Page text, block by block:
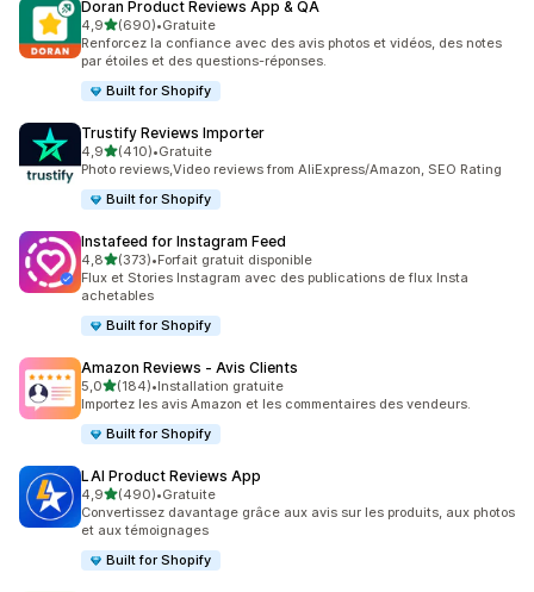
Doran Product Reviews App & QA
4,9étoile(s) sur 5
(690)
690 avis au total
•Gratuite
Renforcez la confiance avec des avis photos et vidéos, des notes
par étoiles et des questions-réponses.
Built for Shopify
Trustify Reviews Importer
4,9étoile(s) sur 5
(410)
410 avis au total
•Gratuite
Photo reviews,Video reviews from AliExpress/Amazon, SEO Rating
Built for Shopify
Instafeed for Instagram Feed
4,8étoile(s) sur 5
(373)
373 avis au total
•Forfait gratuit disponible
Flux et Stories Instagram avec des publications de flux Insta
achetables
Built for Shopify
Amazon Reviews ‑ Avis Clients
5,0étoile(s) sur 5
(184)
184 avis au total
•Installation gratuite
Importez les avis Amazon et les commentaires des vendeurs.
Built for Shopify
LAI Product Reviews App
4,9étoile(s) sur 5
(490)
490 avis au total
•Gratuite
Convertissez davantage grâce aux avis sur les produits, aux photos
et aux témoignages
Built for Shopify